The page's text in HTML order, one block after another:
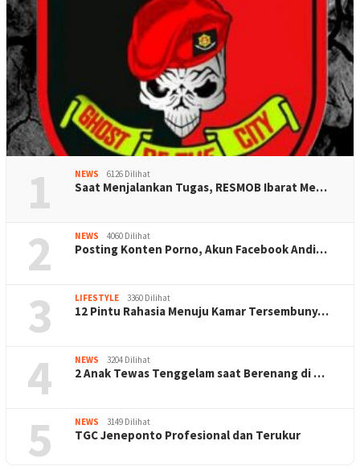
1 NEWS 6126 Dilihat
Saat Menjalankan Tugas, RESMOB Ibarat Me…
2 NEWS 4060 Dilihat
Posting Konten Porno, Akun Facebook Andi…
3 LIFESTYLE 3360 Dilihat
12 Pintu Rahasia Menuju Kamar Tersembuny…
4 NEWS 3204 Dilihat
2 Anak Tewas Tenggelam saat Berenang di …
5 NEWS 3149 Dilihat
TGC Jeneponto Profesional dan Terukur